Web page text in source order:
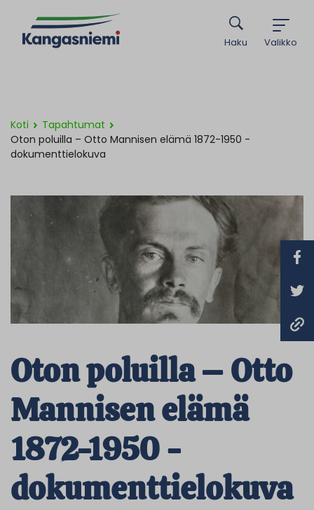
Valikko
Haku
Koti
Tapahtumat
Oton poluilla – Otto Mannisen elämä 1872-1950 -
dokumenttielokuva
Oton poluilla – Otto
Mannisen elämä
1872-1950 -
dokumenttielokuva